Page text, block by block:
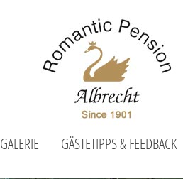
GALERIE GÄSTETIPPS & FEEDBACK